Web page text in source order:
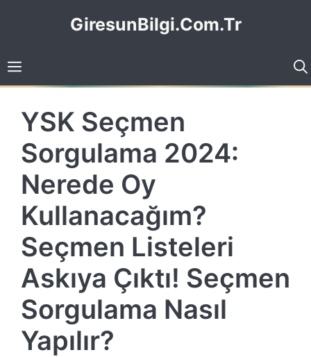
GiresunBilgi.Com.Tr
YSK Seçmen
Sorgulama 2024:
Nerede Oy
Kullanacağım?
Seçmen Listeleri
Askıya Çıktı! Seçmen
Sorgulama Nasıl
Yapılır?